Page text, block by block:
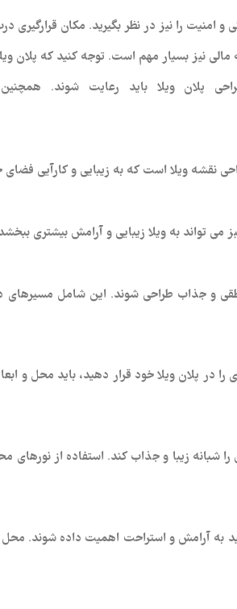
و امنیت را نیز در نظر بگیرید. مکان
مالی نیز بسیار مهم است. توجه کنید که پلان
پلان ویلا باید رعایت شوند.
ویلا است که به زیبایی و کارآیی فضای
تواند به ویلا زیبایی و آرامش بیشتری
و جذاب طراحی شوند. این شامل
را در پلان ویلا خود قرار دهید، باید محل و
شبانه زیبا و جذاب کند. استفاده از نورهای
به آرامش و استراحت اهمیت داده شوند. محل